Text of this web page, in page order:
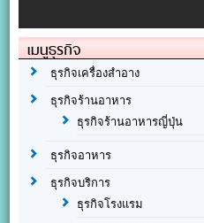
เมนูธุรกิจ
ธุรกิจเครื่องสำอาง
ธุรกิจร้านอาหาร
ธุรกิจร้านอาหารญี่ปุ่น
ธุรกิจอาหาร
ธุรกิจบริการ
ธุรกิจโรงแรม